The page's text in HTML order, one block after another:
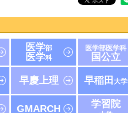
医学部
医学科
医学部医学科
国公立
早慶上理 早稲田 大学
GMARCH 学習院